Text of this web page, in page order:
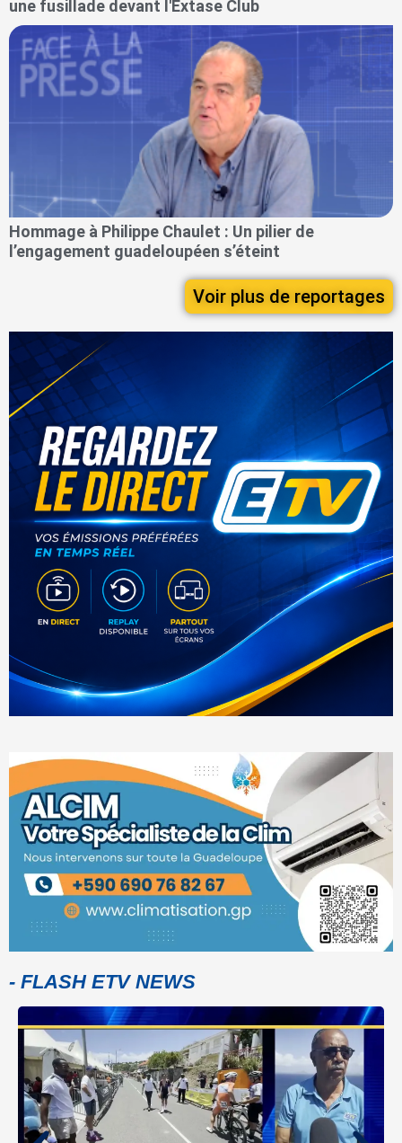
une fusillade devant l'Extase Club
Hommage à Philippe Chaulet : Un pilier de
l’engagement guadeloupéen s’éteint
Voir plus de reportages
- FLASH ETV NEWS